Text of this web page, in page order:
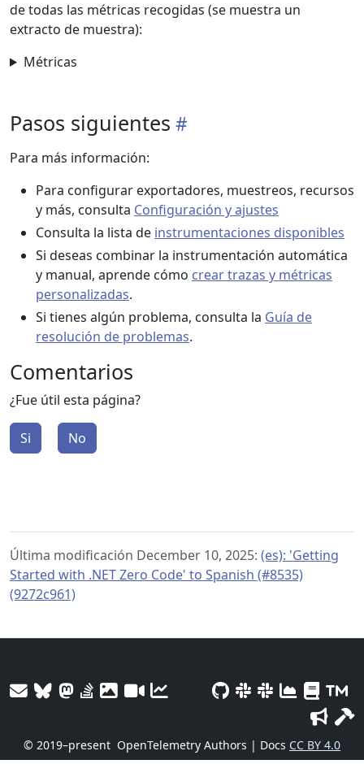
de todas las métricas recogidas (se muestra un
extracto de muestra):
Métricas
Pasos siguientes
Para más información:
Para configurar exportadores, muestreos, recursos
y más, consulta Configuración y ajustes
Consulta la lista de instrumentaciones disponibles
Si deseas combinar la instrumentación automática
y manual, aprende cómo crear trazas y métricas
personalizadas.
Si tienes algún problema, consulta la Guía de
resolución de problemas.
Comentarios
¿Fue útil esta página?
Si No
Última modificación December 10, 2025: (es): 'Getting
Started with .NET Zero Code' to Spanish (#8535)
(9272c961)
© 2019–present OpenTelemetry Authors | Docs CC BY 4.0